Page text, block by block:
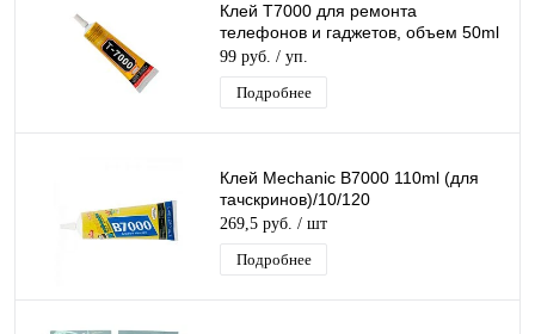
Клей T7000 для ремонта
телефонов и гаджетов, объем 50ml
99 руб. / уп.
Подробнее
Клей Mechanic B7000 110ml (для
тачскринов)/10/120
269,5 руб. / шт
Подробнее